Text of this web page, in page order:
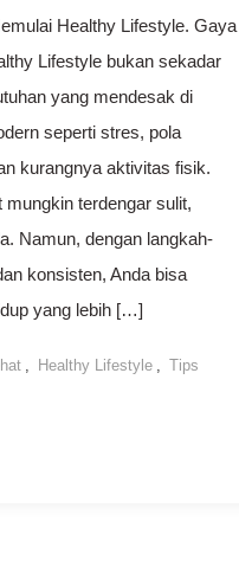
Healthy Lifestyle. Gaya
Lifestyle bukan sekadar
yang mendesak di
seperti stres, pola
kurangnya aktivitas fisik.
mungkin terdengar sulit,
Namun, dengan langkah-
konsisten, Anda bisa
yang lebih […]
, Healthy Lifestyle , Tips